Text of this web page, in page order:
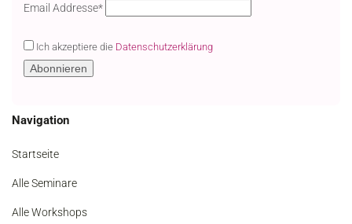
Email Addresse*
Ich akzeptiere die Datenschutzerklärung
Navigation
Startseite
Alle Seminare
Alle Workshops